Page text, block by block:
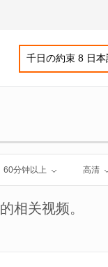
60分钟以上 高清
的相关视频。